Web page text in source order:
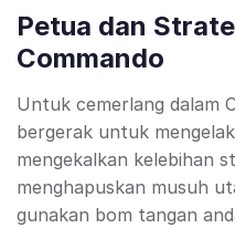
Petua dan
Commando
Untuk cemerlang dalam
bergerak untuk
mengekalkan kelebihan
menghapuskan musuh
gunakan bom tangan